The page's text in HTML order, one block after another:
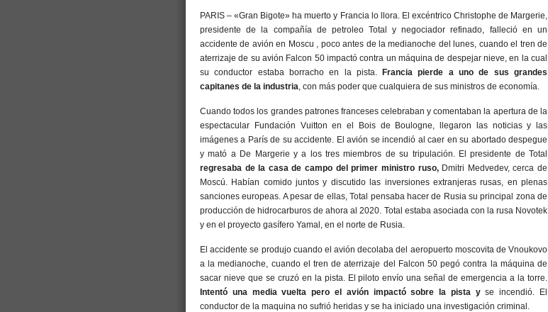
PARIS – «Gran Bigote» ha muerto y Francia lo llora. El excéntrico Christophe de Margerie,
presidente de la compañía de petroleo Total y negociador refinado, falleció en un
accidente de avión en Moscu , poco antes de la medianoche del lunes, cuando el tren de
aterrizaje de su avión Falcon 50 impactó contra un máquina de despejar nieve, en la cual
su conductor estaba borracho en la pista.
Francia pierde a uno de sus grandes
capitanes de la industria, con más poder que cualquiera de sus ministros de economía.
Cuando todos los grandes patrones franceses celebraban y comentaban la apertura de la
espectacular Fundación Vuitton en el Bois de Boulogne, llegaron las noticias y las
imágenes a París de su accidente. El avión se incendió al caer en su abortado despegue
y mató a De Margerie y a los tres miembros de su tripulación. El presidente de Total
regresaba de la casa de campo del primer ministro ruso,Dmitri Medvedev, cerca de
Moscú. Habían comido juntos y discutido las inversiones extranjeras rusas, en plenas
sanciones europeas. A pesar de ellas, Total pensaba hacer de Rusia su principal zona de
producción de hidrocarburos de ahora al 2020. Total estaba asociada con la rusa Novotek
y en el proyecto gasífero Yamal, en el norte de Rusia.
El accidente se produjo cuando el avión decolaba del aeropuerto moscovita de Vnoukovo
a la medianoche, cuando el tren de aterrizaje del Falcon 50 pegó contra la máquina de
sacar nieve que se cruzó en la pista. El piloto envío una señal de emergencia a la torre.
Intentó una media vuelta pero el avión impactó sobre la pista yse incendió. El
conductor de la maquina no sufrió heridas y se ha iniciado una investigación criminal.